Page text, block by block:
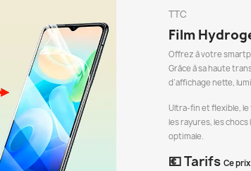
TTC
Film
Offrez à votre
Grâce à sa haute
d’affichage nette,
Ultra-fin et flexible,
les rayures, les
optimale.
💶 Tarifs Ce